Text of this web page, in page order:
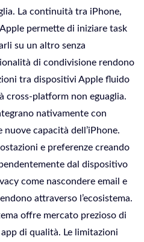
La continuità tra iPhone,
permette di iniziare task
su un altro senza
di condivisione rendono
tra dispositivi Apple fluido
cross-platform non eguaglia.
nativamente con
capacità dell’iPhone.
e preferenze creando
dal dispositivo
come nascondere email e
attraverso l’ecosistema.
offre mercato prezioso di
di qualità. Le limitazioni